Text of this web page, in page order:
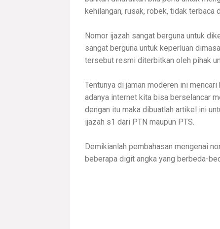
kehilangan, rusak, robek, tidak terbaca
Nomor ijazah sangat berguna untuk
sangat berguna untuk keperluan
tersebut resmi diterbitkan oleh pihak
Tentunya di jaman moderen ini
adanya internet kita bisa berselancar
dengan itu maka dibuatlah artikel ini
ijazah s1 dari PTN maupun PTS.
Demikianlah pembahasan mengenai
beberapa digit angka yang berbeda-